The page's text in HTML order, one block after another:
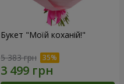
Букет "Моїй коханій!"
5 383 грн